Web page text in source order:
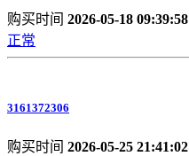
购买时间 2026-05-18 09:39:58
正常
3161372306
购买时间 2026-05-25 21:41:02